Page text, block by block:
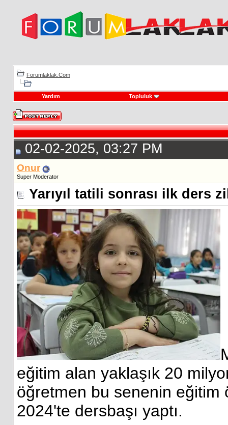
Forumlaklak.Com
Yardım Topluluk
02-02-2025, 03:27 PM
Onur
Super Moderator
Yarıyıl tatili sonrası ilk ders
eğitim alan yaklaşık 20
öğretmen bu senenin eğitim
2024'te dersbaşı yaptı.